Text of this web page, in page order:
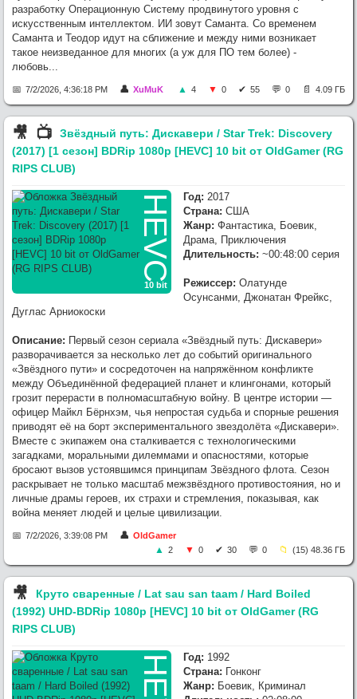
разработку Операционную Систему продвинутого уровня с
искусственным интеллектом. ИИ зовут Саманта. Со временем
Саманта и Теодор идут на сближение и между ними возникает
такое неизведанное для многих (а уж для ПО тем более) -
любовь...
7/2/2026, 4:36:18 PM XuMuK 4 0 55 0 4.09 ГБ
🎥︎ 📺︎
Звёздный путь: Дискавери / Star Trek: Discovery
(2017) [1 сезон] BDRip 1080p [HEVC] 10 bit от OldGamer (RG
RIPS CLUB)
HEVC
10 bit
Год: 2017
Страна: США
Жанр: Фантастика, Боевик,
Драма, Приключения
Длительность: ~00:48:00 серия
Режиссер: Олатунде
Осунсанми, Джонатан Фрейкс,
Дуглас Арниокоски
Описание: Первый сезон сериала «Звёздный путь: Дискавери»
разворачивается за несколько лет до событий оригинального
«Звёздного пути» и сосредоточен на напряжённом конфликте
между Объединённой федерацией планет и клингонами, который
грозит перерасти в полномасштабную войну. В центре истории —
офицер Майкл Бёрнхэм, чья непростая судьба и спорные решения
приводят её на борт экспериментального звездолёта «Дискавери».
Вместе с экипажем она сталкивается с технологическими
загадками, моральными дилеммами и опасностями, которые
бросают вызов устоявшимся принципам Звёздного флота. Сезон
раскрывает не только масштаб межзвёздного противостояния, но и
личные драмы героев, их страхи и стремления, показывая, как
война меняет людей и целые цивилизации.
7/2/2026, 3:39:08 PM
OldGamer
2
0 30 0 (15) 48.36 ГБ
🎥︎
Круто сваренные / Lat sau san taam / Hard Boiled
(1992) UHD-BDRip 1080p [HEVC] 10 bit от OldGamer (RG
RIPS CLUB)
Год: 1992
Страна: Гонконг
Жанр: Боевик, Криминал